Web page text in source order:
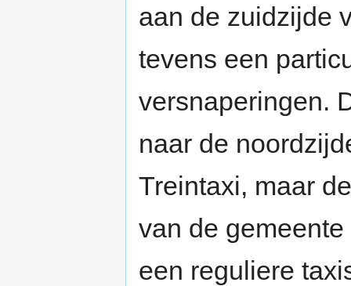
aan de zuidzijde
tevens een
versnaperingen.
naar de
Treintaxi, maar
van de
een reguliere